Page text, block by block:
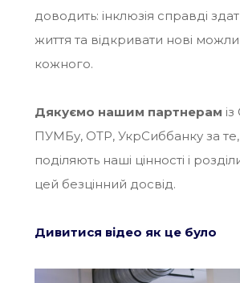
доводить: інклюзія справді
життя та відкривати нові
кожного.
Дякуємо нашим партнерам
ПУМБу, OTP, УкрСиббанку за
поділяють наші цінності і
цей безцінний досвід.
Дивитися відео як це було